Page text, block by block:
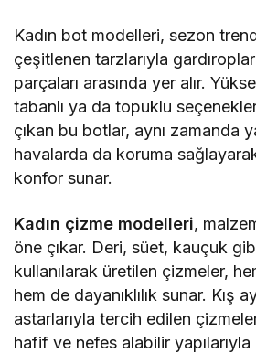
Kadın bot modelleri, sezon
çeşitlenen tarzlarıyla
parçaları arasında yer alır.
tabanlı ya da topuklu
çıkan bu botlar, aynı zamanda
havalarda da koruma sağlayarak
konfor sunar.
Kadın çizme modelleri,
öne çıkar. Deri, süet, kauçuk
kullanılarak üretilen çizmeler,
hem de dayanıklılık sunar. Kış
astarlarıyla tercih edilen
hafif ve nefes alabilir yapılarıyla